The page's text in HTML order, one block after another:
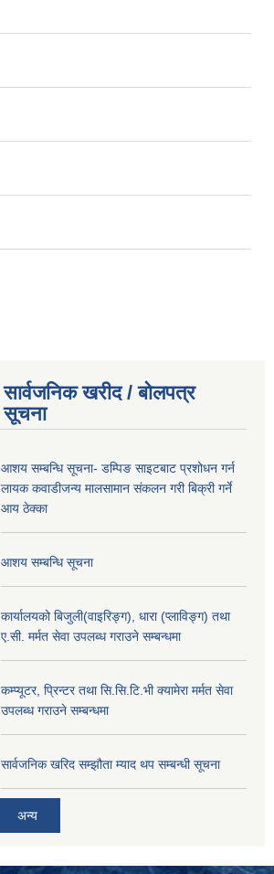
सार्वजनिक खरीद / बोलपत्र
सूचना
आशय सम्बन्धि सूचना- डम्पिङ साइटबाट प्रशोधन गर्न
लायक कवाडीजन्य मालसामान संकलन गरी बिक्री गर्ने
आय ठेक्का
आशय सम्बन्धि सूचना
कार्यालयको बिजुली(वाइरिङ्ग), धारा (प्लाविङ्ग) तथा
ए.सी. मर्मत सेवा उपलब्ध गराउने सम्बन्धमा
कम्प्यूटर, प्रिन्टर तथा सि.सि.टि.भी क्यामेरा मर्मत सेवा
उपलब्ध गराउने सम्बन्धमा
सार्वजनिक खरिद सम्झौता म्याद थप सम्बन्धी सूचना
अन्य